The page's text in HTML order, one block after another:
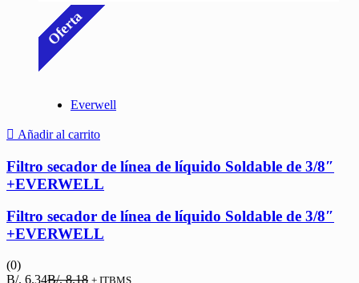
Oferta
Everwell
Añadir al carrito
Filtro secador de línea de líquido Soldable de 3/8″
+EVERWELL
Filtro secador de línea de líquido Soldable de 3/8″
+EVERWELL
(0)
B/. 6.34El
B/.8.18 El
+ ITBMS